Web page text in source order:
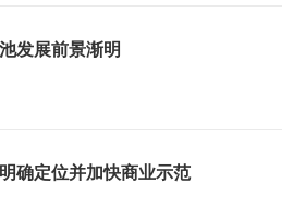
发展前景渐明
确定位并加快商业示范